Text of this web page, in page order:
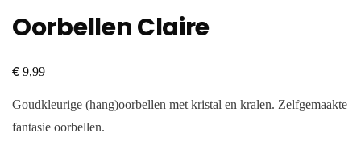
Oorbellen Claire
€ 9,99
Goudkleurige (hang)oorbellen met kristal en kralen. Zelfgemaakte
fantasie oorbellen.